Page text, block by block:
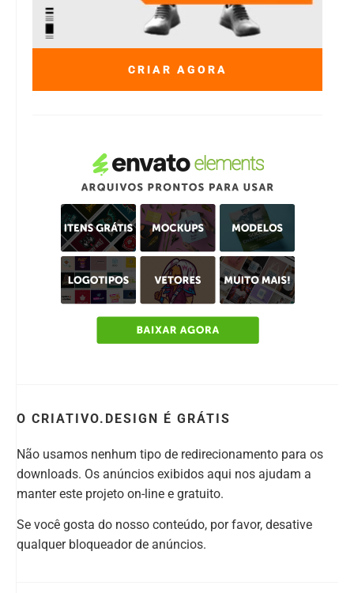
CRIAR AGORA
O CRIATIVO.DESIGN É GRÁTIS
Não usamos nenhum tipo de redirecionamento para os
downloads. Os anúncios exibidos aqui nos ajudam a
manter este projeto on-line e gratuito.
Se você gosta do nosso conteúdo, por favor, desative
qualquer bloqueador de anúncios.